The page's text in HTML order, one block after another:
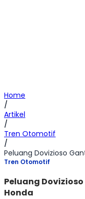
Home
/
Artikel
/
Tren Otomotif
/
Peluang Dovizioso
Tren Otomotif
Peluang
Honda